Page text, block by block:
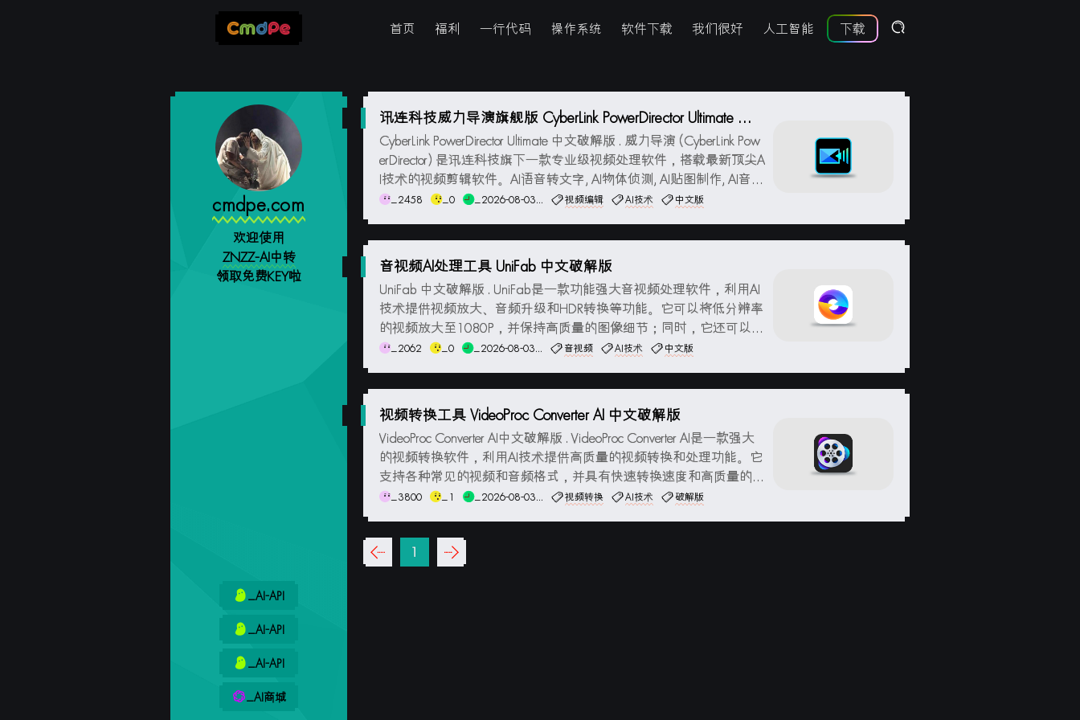
首页 下载
福利 一行代码 操作系统 软件下载 我们很好 人工智能
cmdpe.com
欢迎使用
ZNZZ-AI中转
领取免费KEY啦
_AI-API
_AI-API
_AI-API
_AI商城
讯连科技威力导演旗舰版 CyberLink PowerDirector Ultimate 中
文破解版
CyberLink PowerDirector Ultimate 中文破解版 . 威力导演 (CyberLink Pow
erDirector) 是讯连科技旗下一款专业级视频处理软件，搭载最新顶尖A
I技术的视频剪辑软件。AI语音转文字, AI物体侦测, AI贴图制作, AI音频
还原, 拼贴设计师等最新AI前沿功能。转场特效, 文字标题, 实...
_2458 _0 _2026-08-03... 视频编辑 AI技术 中文版
音视频AI处理工具 UniFab 中文破解版
UniFab 中文破解版 . UniFab是一款功能强大音视频处理软件，利用AI
技术提供视频放大、音频升级和HDR转换等功能。它可以将低分辨率
的视频放大至1080P，并保持高质量的图像细节；同时，它还可以将
音频升级至DTS 7.1，提供出色的环绕音效。另外，UniFab还能将SD
_2062 _0 _2026-08-03... 音视频 AI技术 中文版
视频转换工具 VideoProc Converter AI 中文破解版
VideoProc Converter AI中文破解版 . VideoProc Converter AI是一款强大
的视频转换软件，利用AI技术提供高质量的视频转换和处理功能。它
支持各种常见的视频和音频格式，并具有快速转换速度和高质量的输
出。除了基本的视频转换功能外，VideoProc Converter AI还提供了丰
_3800 _1 _2026-08-03... 视频转换 AI技术 破解版
‹‹ 1 ››